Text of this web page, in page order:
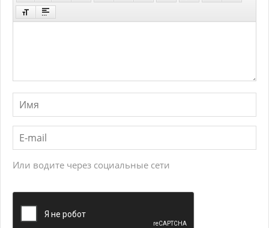
Или водите через социальные сети